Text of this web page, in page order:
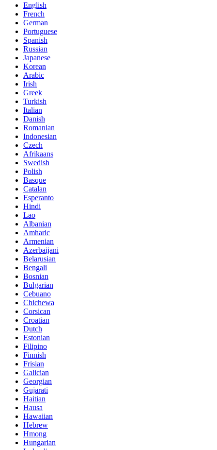
English
French
German
Portuguese
Spanish
Russian
Japanese
Korean
Arabic
Irish
Greek
Turkish
Italian
Danish
Romanian
Indonesian
Czech
Afrikaans
Swedish
Polish
Basque
Catalan
Esperanto
Hindi
Lao
Albanian
Amharic
Armenian
Azerbaijani
Belarusian
Bengali
Bosnian
Bulgarian
Cebuano
Chichewa
Corsican
Croatian
Dutch
Estonian
Filipino
Finnish
Frisian
Galician
Georgian
Gujarati
Haitian
Hausa
Hawaiian
Hebrew
Hmong
Hungarian